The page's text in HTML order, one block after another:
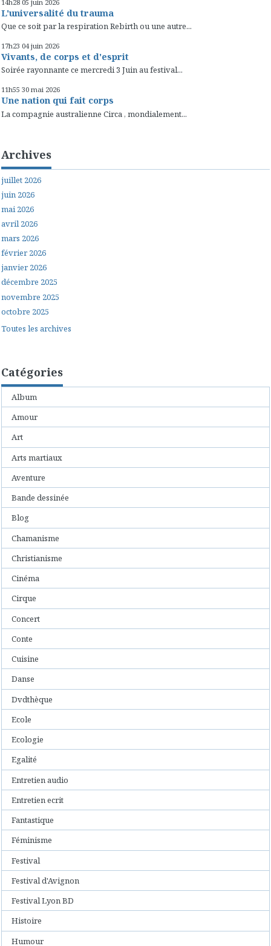
14h28 05 juin 2026
L'universalité du trauma
Que ce soit par la respiration Rebirth ou une autre...
17h23 04 juin 2026
Vivants, de corps et d'esprit
Soirée rayonnante ce mercredi 3 Juin au festival...
11h55 30 mai 2026
Une nation qui fait corps
La compagnie australienne Circa , mondialement...
Archives
juillet 2026
juin 2026
mai 2026
avril 2026
mars 2026
février 2026
janvier 2026
décembre 2025
novembre 2025
octobre 2025
Toutes les archives
Catégories
Album
Amour
Art
Arts martiaux
Aventure
Bande dessinée
Blog
Chamanisme
Christianisme
Cinéma
Cirque
Concert
Conte
Cuisine
Danse
Dvdthèque
Ecole
Ecologie
Egalité
Entretien audio
Entretien ecrit
Fantastique
Féminisme
Festival
Festival d'Avignon
Festival Lyon BD
Histoire
Humour